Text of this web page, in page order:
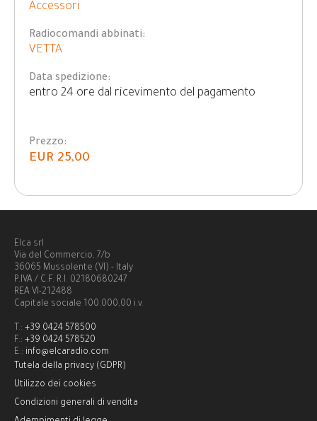
Accessori
Radiocomandi abbinati:
VETTA
Data spedizione:
entro 24 ore dal ricevimento del pagamento
Prezzo:
EUR 25,00
Elca srl
Via del Commercio, 7/b
36065 Mussolente (VI) - Italy
P.IVA / C.F. R.I. 02180680247
REA VI-212488
Capitale sociale 100.000,00 i.v.
T.: +39 0424 578500
F.: +39 0424 578520
E.: info@elcaradio.com
Tutela della privacy (GDPR)
Utilizzo dei cookies
Condizioni generali di vendita